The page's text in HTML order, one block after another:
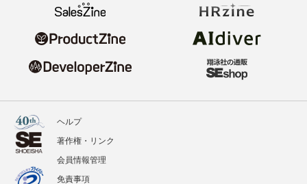
ヘルプ
著作権・リンク
会員情報管理
免責事項